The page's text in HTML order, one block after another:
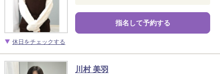
休日をチェックする
指名して予約する
川村 美羽